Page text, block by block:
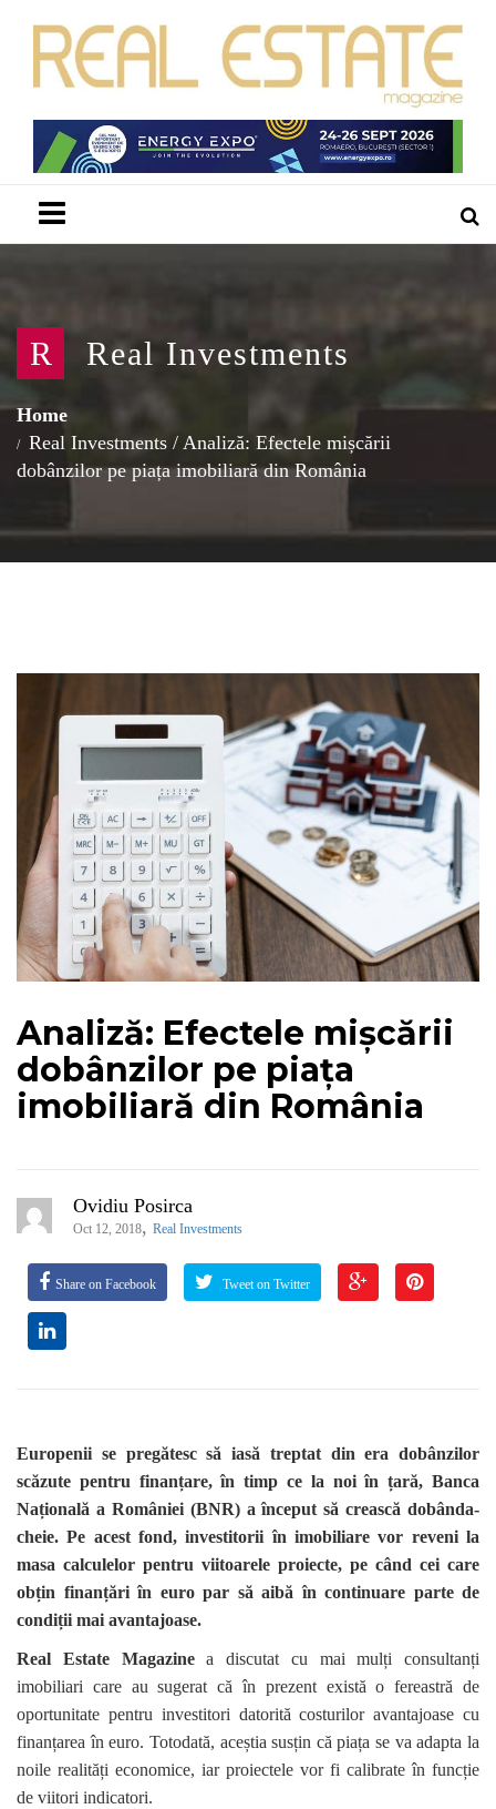
R Real Investments
Home
Real Investments / Analiză: Efectele mișcării
dobânzilor pe piața imobiliară din România
Analiză: Efectele mișcării
dobânzilor pe piața
imobiliară din România
Ovidiu Posirca
Oct 12, 2018, Real Investments
Share on Facebook Tweet on Twitter
Europenii se pregătesc să iasă treptat din era dobânzilor
scăzute pentru finanțare, în timp ce la noi în țară, Banca
Națională a României (BNR) a început să crească dobânda-
cheie. Pe acest fond, investitorii în imobiliare vor reveni la
masa calculelor pentru viitoarele proiecte, pe când cei care
obțin finanțări în euro par să aibă în continuare parte de
condiții mai avantajoase.
Real Estate Magazinea discutat cu mai mulți consultanți
imobiliari care au sugerat că în prezent există o fereastră de
oportunitate pentru investitori datorită costurilor avantajoase cu
finanțarea în euro. Totodată, aceștia susțin că piața se va adapta la
noile realități economice, iar proiectele vor fi calibrate în funcție
de viitori indicatori.